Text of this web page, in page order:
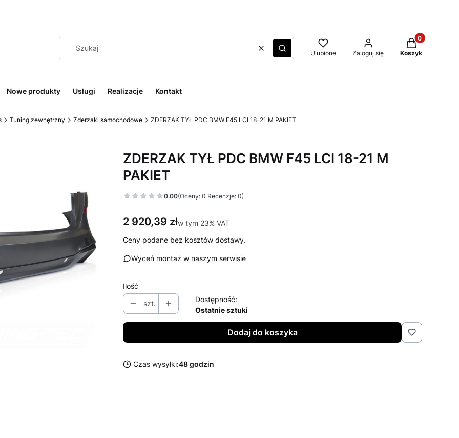
WyczyśćSzukaj Ulubione Zaloguj się
Produkty w
Koszyk
Nowe produkty Usługi Realizacje Kontakt
Tuning zewnętrzny Zderzaki samochodowe ZDERZAK TYŁ PDC BMW F45 LCI 18-21 M PAKIET
ZDERZAK TYŁ PDC BMW F45 LCI 18-21 M
PAKIET
0.00(Oceny: 0 Recenzje: 0)
Cena
2 920,39 złw tym 23% VAT
w tym 23% VAT
Ceny podane bez kosztów dostawy.
Wyceń montaż w naszym serwisie
Ilość
szt.
Dostępność:
Ostatnie sztuki
Dodaj do koszyka
Czas wysyłki:48 godzin